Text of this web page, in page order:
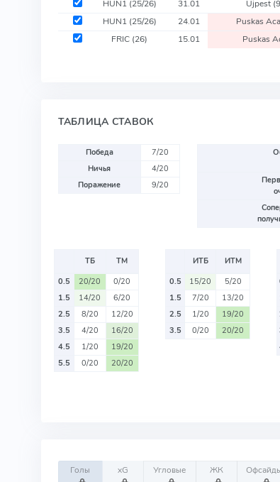
HUN1 (25/26) 31.01 Ujpest
HUN1 (25/26) 24.01 Puskas Aca
FRIC (26) 15.01 Puskas
ТАБЛИЦА СТАВОК
Победа
7/20
Ничья
4/20
Поражение
9/20
ТБ
ТМ
0.5
20/20
0/20
1.5
14/20
6/20
2.5
8/20
12/20
3.5
4/20
16/20
4.5
1/20
19/20
5.5
0/20 20/20
ИТБ
ИТМ
0.5
15/20
5/20
1.5
7/20
13/20
2.5
1/20
19/20
3.5
0/20 20/20
Голы xG Угловые ЖК